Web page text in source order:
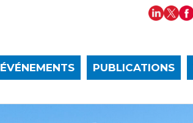
ÉVÉNEMENTS PUBLICATIONS